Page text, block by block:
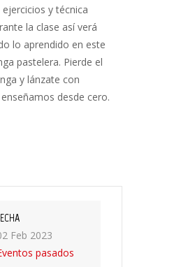
y técnica
la clase así verá
lo aprendido en este
pastelera. Pierde el
y lánzate con
desde cero.
Feb 2023
pasados